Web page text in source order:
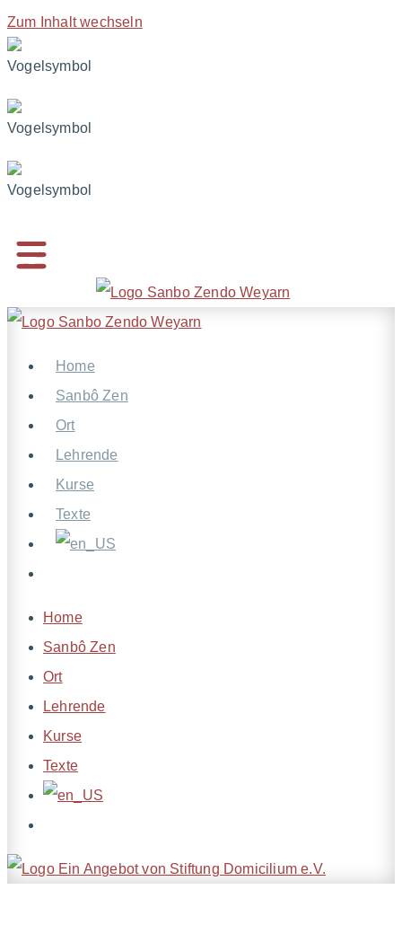
Zum Inhalt wechseln
Home
Sanbô Zen
Ort
Lehrende
Kurse
Texte
Home
Sanbô Zen
Ort
Lehrende
Kurse
Texte